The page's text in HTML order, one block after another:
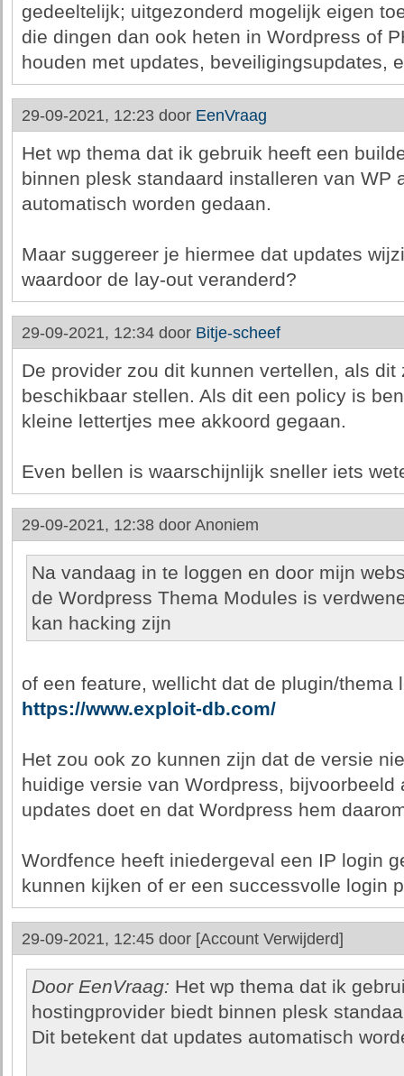
gedeeltelijk; uitgezonderd mogelijk eigen
die dingen dan ook heten in Wordpress of
houden met updates, beveiligingsupdates,
29-09-2021, 12:23 door EenVraag
Het wp thema dat ik gebruik heeft een
binnen plesk standaard installeren van WP
automatisch worden gedaan.
Maar suggereer je hiermee dat updates
waardoor de lay-out veranderd?
29-09-2021, 12:34 door Bitje-scheef
De provider zou dit kunnen vertellen, als dit
beschikbaar stellen. Als dit een policy is
kleine lettertjes mee akkoord gegaan.
Even bellen is waarschijnlijk sneller iets
29-09-2021, 12:38 door Anoniem
Na vandaag in te loggen en door mijn
de Wordpress Thema Modules is
kan hacking zijn
of een feature, wellicht dat de plugin/thema
https://www.exploit-db.com/
Het zou ook zo kunnen zijn dat de versie
huidige versie van Wordpress,
updates doet en dat Wordpress hem
Wordfence heeft iniedergeval een IP login
kunnen kijken of er een successvolle login
29-09-2021, 12:45 door [Account Verwijderd]
Door EenVraag: Het wp thema dat ik
hostingprovider biedt binnen plesk
Dit betekent dat updates automatisch